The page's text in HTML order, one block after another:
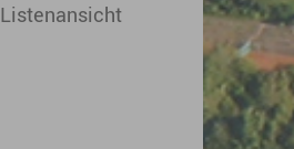
Listenansicht